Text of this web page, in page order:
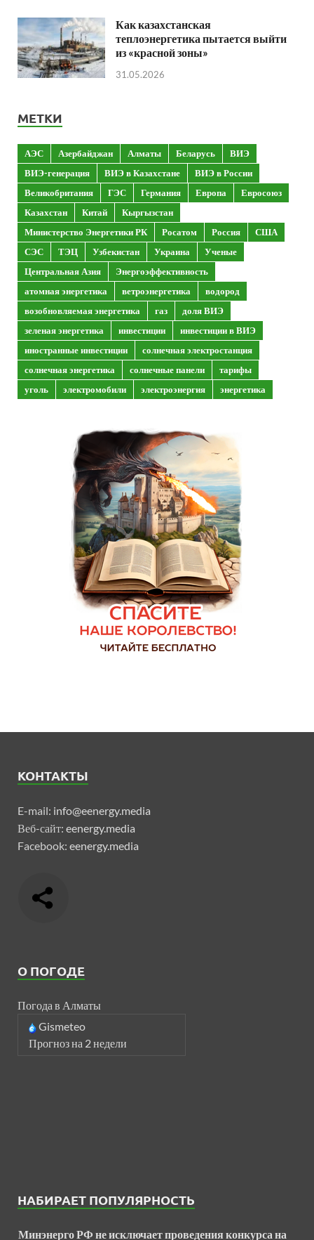
Как казахстанская
теплоэнергетика пытается выйти
из «красной зоны»
31.05.2026
МЕТКИ
АЭС Азербайджан Алматы Беларусь
ВИЭ
ВИЭ-генерация
ВИЭ в Казахстане
ВИЭ в России
Великобритания
ГЭС Германия Европа
Евросоюз
Казахстан
Китай
Кыргызстан
Министерство Энергетики РК
Росатом Россия
США
СЭС
ТЭЦ Узбекистан Украина
Ученые
Центральная Азия
Энергоэффективность
атомная энергетика
ветроэнергетика
водород
возобновляемая энергетика
газ
доля ВИЭ
зеленая энергетика
инвестиции
инвестиции в ВИЭ
иностранные инвестиции
солнечная электростанция
солнечная энергетика
солнечные панели
тарифы
уголь
электромобили электроэнергия энергетика
КОНТАКТЫ
E-mail: info@eenergy.media
Веб-сайт: eenergy.media
Facebook: eenergy.media
О ПОГОДЕ
Погода в Алматы
Gismeteo
Прогноз на 2 недели
НАБИРАЕТ ПОПУЛЯРНОСТЬ
Минэнерго РФ не исключает проведения конкурса на